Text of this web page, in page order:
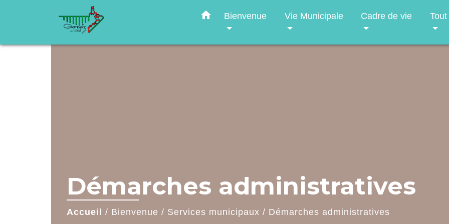
home Bienvenue Vie Municipale Cadre de vie
Démarches administratives
Accueil / Bienvenue / Services municipaux / Démarches administratives